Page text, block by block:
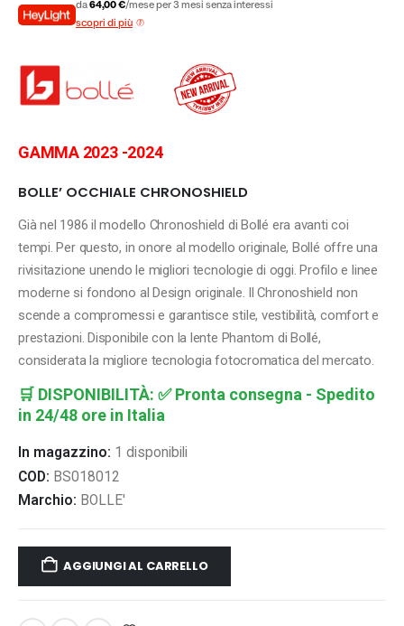
era:
da64,00 €/mese per 3 mesi senza interessi
scopri di più
GAMMA 2023 -2024
BOLLE’ OCCHIALE CHRONOSHIELD
Già nel 1986 il modello Chronoshield di Bollé era avanti coi
tempi. Per questo, in onore al modello originale, Bollé offre una
rivisitazione unendo le migliori tecnologie di oggi. Profilo e linee
moderne si fondono al Design originale. Il Chronoshield non
scende a compromessi e garantisce stile, vestibilità, comfort e
prestazioni. Disponibile con la lente Phantom di Bollé,
considerata la migliore tecnologia fotocromatica del mercato.
🛒 DISPONIBILITÀ: ✅ Pronta consegna - Spedito
in 24/48 ore in Italia
In magazzino: 1 disponibili
COD: BS018012
Marchio: BOLLE'
AGGIUNGI AL CARRELLO